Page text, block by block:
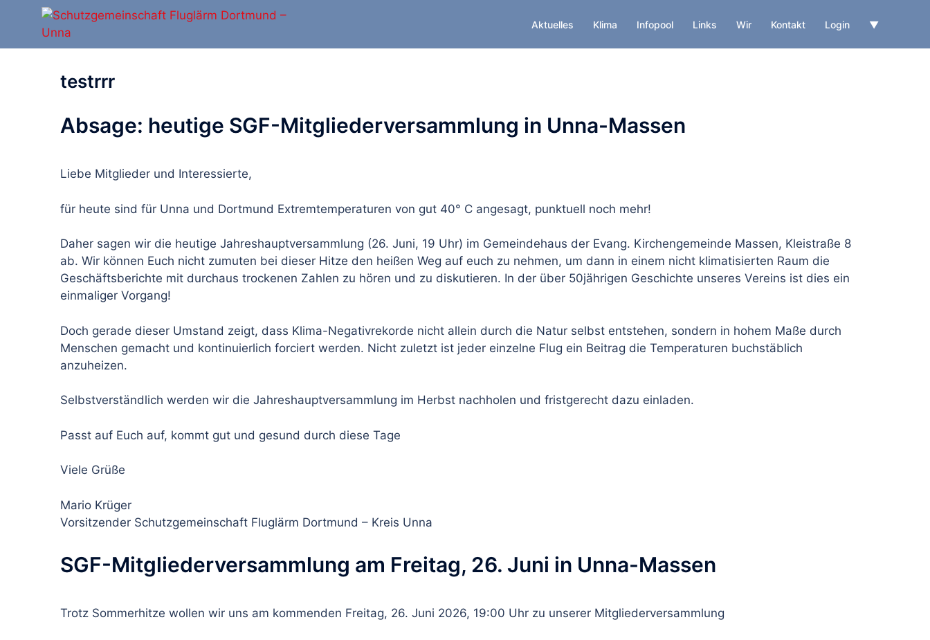
Aktuelles Klima Infopool Links Wir Kontakt Login ▼
testrrr
Absage: heutige SGF-Mitgliederversammlung in Unna-Massen
Liebe Mitglieder und Interessierte,
für heute sind für Unna und Dortmund Extremtemperaturen von gut 40° C angesagt, punktuell noch mehr!
Daher sagen wir die heutige Jahreshauptversammlung (26. Juni, 19 Uhr) im Gemeindehaus der Evang. Kirchengemeinde Massen, Kleistraße 8
ab. Wir können Euch nicht zumuten bei dieser Hitze den heißen Weg auf euch zu nehmen, um dann in einem nicht klimatisierten Raum die
Geschäftsberichte mit durchaus trockenen Zahlen zu hören und zu diskutieren. In der über 50jährigen Geschichte unseres Vereins ist dies ein
einmaliger Vorgang!
Doch gerade dieser Umstand zeigt, dass Klima-Negativrekorde nicht allein durch die Natur selbst entstehen, sondern in hohem Maße durch
Menschen gemacht und kontinuierlich forciert werden. Nicht zuletzt ist jeder einzelne Flug ein Beitrag die Temperaturen buchstäblich
anzuheizen.
Selbstverständlich werden wir die Jahreshauptversammlung im Herbst nachholen und fristgerecht dazu einladen.
Passt auf Euch auf, kommt gut und gesund durch diese Tage
Viele Grüße
Mario Krüger
Vorsitzender Schutzgemeinschaft Fluglärm Dortmund – Kreis Unna
SGF-Mitgliederversammlung am Freitag, 26. Juni in Unna-Massen
Trotz Sommerhitze wollen wir uns am kommenden Freitag, 26. Juni 2026, 19:00 Uhr zu unserer Mitgliederversammlung